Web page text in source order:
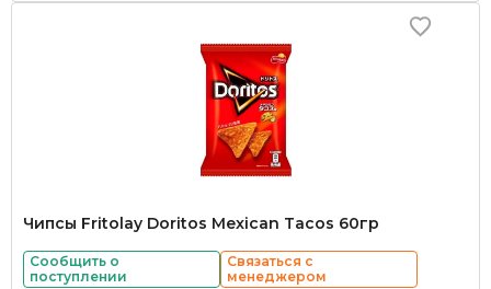
Чипсы Fritolay Doritos Mexican Tacos 60гр
Сообщить о
поступлении
Связаться с
менеджером